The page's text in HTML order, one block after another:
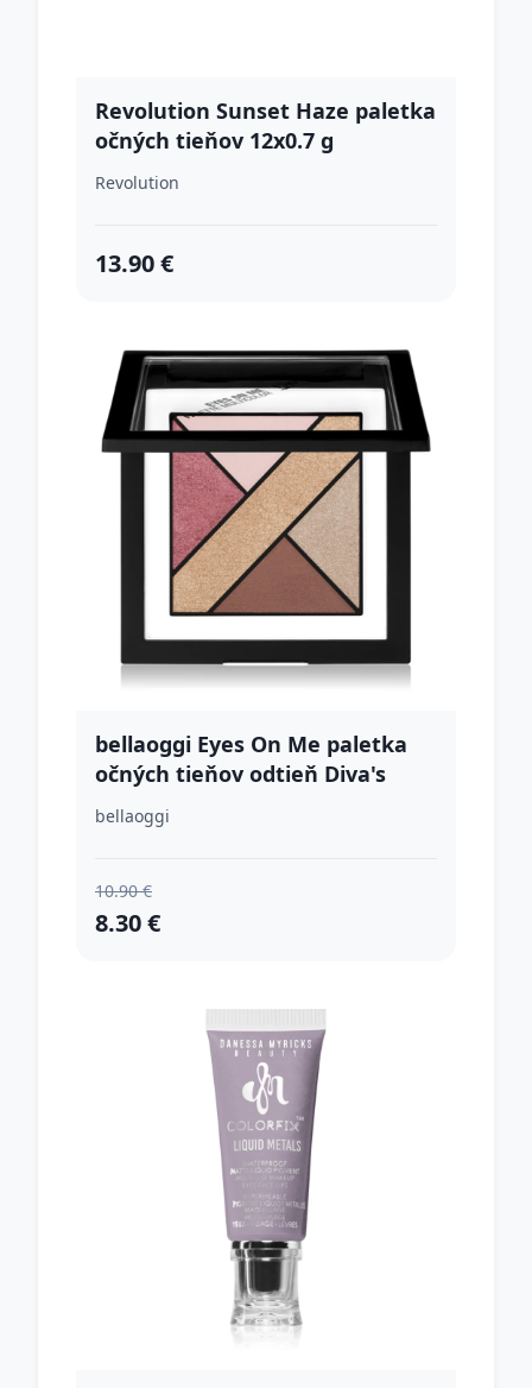
Revolution Sunset Haze paletka
očných tieňov 12x0.7 g
Revolution
13.90 €
bellaoggi Eyes On Me paletka
očných tieňov odtieň Diva's
Light 4.5 g
bellaoggi
10.90 €
8.30 €